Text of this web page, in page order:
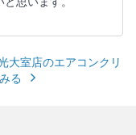
大室店のエアコンクリ
る